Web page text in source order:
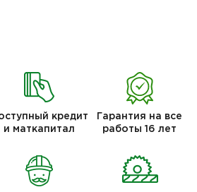
кредит
и маткапитал
Гарантия на все
работы 16 лет